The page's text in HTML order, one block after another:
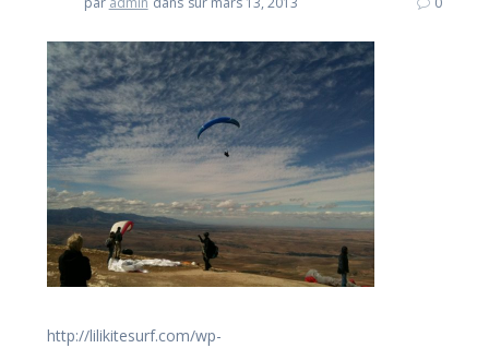
http://lilikitesurf.com/wp-